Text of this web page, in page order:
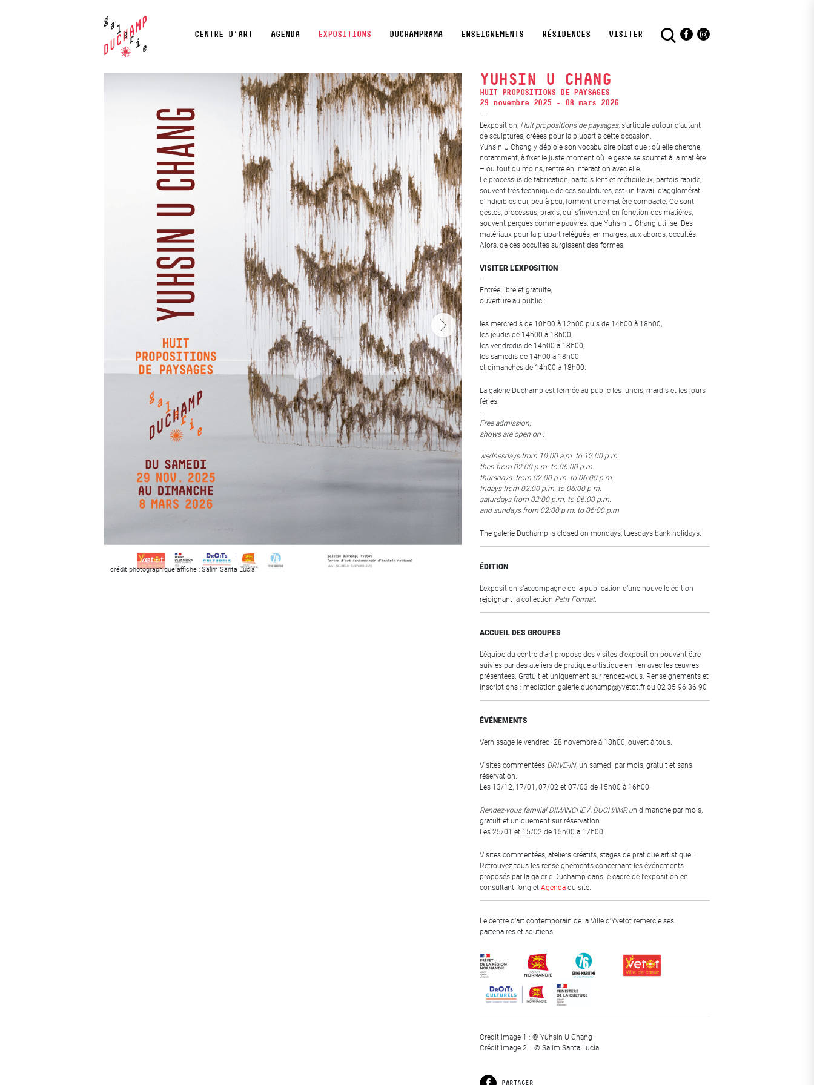
CENTRE D’ART AGENDA EXPOSITIONS DUCHAMPRAMA ENSEIGNEMENTS RÉSIDENCES VISITER
FacebookInstagram
crédit photographique affiche : Salim Santa Lucia
"Pays" (détail), Yuhsin U Chang
crédit photographique : Yuhsin U Chang
YUHSIN U CHANG
HUIT PROPOSITIONS DE PAYSAGES
29 novembre 2025 - 08 mars 2026
L’exposition, Huit propositions de paysages, s’articule autour d’autant
de sculptures, créées pour la plupart à cette occasion.
Yuhsin U Chang y déploie son vocabulaire plastique ; où elle cherche,
notamment, à fixer le juste moment où le geste se soumet à la matière
– ou tout du moins, rentre en interaction avec elle.
Le processus de fabrication, parfois lent et méticuleux, parfois rapide,
souvent très technique de ces sculptures, est un travail d’agglomérat
d’indicibles qui, peu à peu, forment une matière compacte. Ce sont
gestes, processus, praxis, qui s’inventent en fonction des matières,
souvent perçues comme pauvres, que Yuhsin U Chang utilise. Des
matériaux pour la plupart relégués, en marges, aux abords, occultés.
Alors, de ces occultés surgissent des formes.
VISITER L’EXPOSITION
–
Entrée libre et gratuite,
ouverture au public :
les mercredis de 10h00 à 12h00 puis de 14h00 à 18h00,
les jeudis de 14h00 à 18h00,
les vendredis de 14h00 à 18h00,
les samedis de 14h00 à 18h00
et dimanches de 14h00 à 18h00.
La galerie Duchamp est fermée au public les lundis, mardis et les jours
fériés.
–
Free admission,
shows are open on :
wednesdays from 10:00 a.m. to 12:00 p.m.
then from 02:00 p.m. to 06:00 p.m.
thursdays from 02:00 p.m. to 06:00 p.m.
fridays from 02:00 p.m. to 06:00 p.m.
saturdays from 02:00 p.m. to 06:00 p.m.
and sundays from 02:00 p.m. to 06:00 p.m.
The galerie Duchamp is closed on mondays, tuesdays bank holidays.
ÉDITION
L’exposition s’accompagne de la publication d’une nouvelle édition
rejoignant la collection Petit Format.
ACCUEIL DES GROUPES
L’équipe du centre d’art propose des visites d’exposition pouvant être
suivies par des ateliers de pratique artistique en lien avec les œuvres
présentées. Gratuit et uniquement sur rendez-vous. Renseignements et
inscriptions : mediation.galerie.duchamp@yvetot.fr ou 02 35 96 36 90
ÉVÉNEMENTS
Vernissage le vendredi 28 novembre à 18h00, ouvert à tous.
Visites commentées DRIVE-IN, un samedi par mois, gratuit et sans
réservation.
Les 13/12, 17/01, 07/02 et 07/03 de 15h00 à 16h00.
Rendez-vous familial DIMANCHE À DUCHAMP, un dimanche par mois,
gratuit et uniquement sur réservation.
Les 25/01 et 15/02 de 15h00 à 17h00.
Visites commentées, ateliers créatifs, stages de pratique artistique…
Retrouvez tous les renseignements concernant les événements
proposés par la galerie Duchamp dans le cadre de l’exposition en
consultant l’onglet Agenda du site.
Le centre d’art contemporain de la Ville d’Yvetot remercie ses
partenaires et soutiens :
Crédit image 1 : © Yuhsin U Chang
Crédit image 2 : © Salim Santa Lucia
PARTAGER